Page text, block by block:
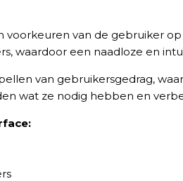
van de gebruiker
waardoor een naadloze en
van gebruikersgedrag,
wat ze nodig hebben en